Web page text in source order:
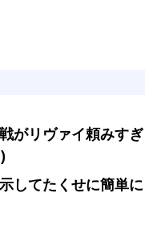
がリヴァイ頼みすぎ
してたくせに簡単に